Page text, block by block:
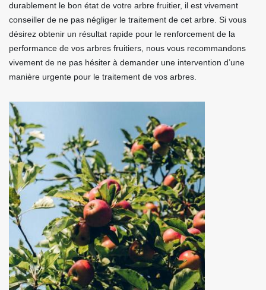
durablement le bon état de votre arbre fruitier, il est vivement
conseiller de ne pas négliger le traitement de cet arbre. Si vous
désirez obtenir un résultat rapide pour le renforcement de la
performance de vos arbres fruitiers, nous vous recommandons
vivement de ne pas hésiter à demander une intervention d’une
manière urgente pour le traitement de vos arbres.